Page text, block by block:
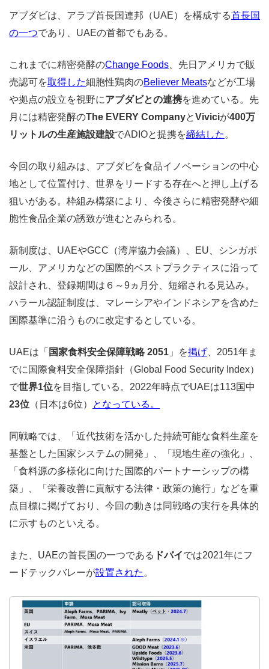
アブダビは、アラブ首長国連邦（UAE）を構成する首長国
の一つであり、UAEの首都でもある。
これまでに精密発酵のChange Foods 、先日アメリカで販
売認可を取得した細胞性鶏肉のBeliever Meatsなどが工場
や拠点の設立を視野にアブダビとの連携を進めている。先
月には精密発酵のThe EVERY CompanyとViviciが400万
リットルの生産施設建設でADIOと提携を締結した 。
今回の取り組みは、アブダビを食品イノベーションの中心
地として位置付け、世界をリードする存在へと押し上げる
狙いがある。 枠組み構築により、今後さらに精密発酵や細
胞性食品企業の誘致が進むとみられる。
新制度は、UAEやGCC（湾岸協力会議）、EU、シンガポ
ール、アメリカなどの国際的ベストプラクティスに沿って
設計され、登録期間は６～9ヵ月分、短縮される見込み。
ハラール認証制度は、マレーシアやインドネシアを含めた
国際基準に沿うものに改定するとしている。
UAEは「 国家食料安全保障戦略 2051 」を掲げ 、2051年ま
でに国際食料安全保障指針（Global Food Security Index）
で世界1位を目指している。2022年時点でUAEは113国中
23位 （日本は6位） となっている。
同戦略では、「近代技術を活かした持続可能な食料生産を
基盤とした国家システムの開発」、「現地生産の強化」、
「食料源の多様化に向けた国際的パートナーシップの構
築」、「栄養改善に貢献する法律・政策の施行」などを重
点目標に掲げており、今回の動きは同戦略の実行を具体的
に示すものといえる。
また、UAEの首長国の一つである ドバイでは2021年にフ
ードテックバレーが設置された 。